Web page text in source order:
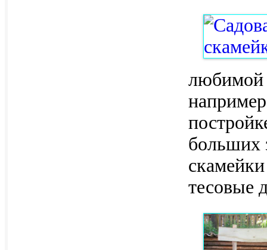
любимой
больших
тесовые